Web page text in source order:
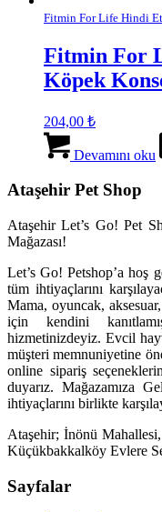
Fitmin For Life Hindi
Fitmin For
Köpek
204,00 ₺
Devamını oku
Ataşehir Pet Shop
Ataşehir Let’s Go! Pet
Mağazası!
Let’s Go! Petshop’a hoş
tüm ihtiyaçlarını
Mama, oyuncak,
için kendini
hizmetinizdeyiz. Evcil
müşteri memnuniyetine
online sipariş
duyarız. Mağazamıza
ihtiyaçlarını birlikte
Ataşehir; İnönü Mahallesi,
Küçükbakkalköy Evlere
Sayfalar